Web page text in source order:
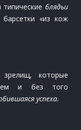
блядьи
«из кож
которые
и без того
успеха.